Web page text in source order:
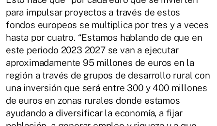
para impulsar proyectos a través de estos
fondos europeos se multiplica por tres y a veces
hasta por cuatro. “Estamos hablando de que en
este periodo 2023 2027 se van a ejecutar
aproximadamente 95 millones de euros en la
región a través de grupos de desarrollo rural con
una inversión que será entre 300 y 400 millones
de euros en zonas rurales donde estamos
ayudando a diversificar la economía, a fijar